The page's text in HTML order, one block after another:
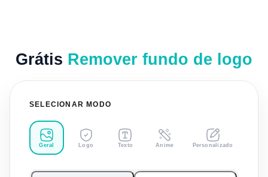
Grátis Remover fundo de logo
SELECIONAR MODO
Geral Logo Texto Anime Personalizado